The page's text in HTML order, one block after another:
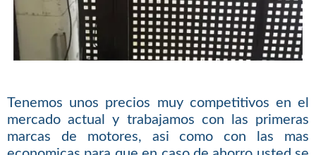
Tenemos unos precios muy competitivos en el
mercado actual y trabajamos con las primeras
marcas de motores, asi como con las mas